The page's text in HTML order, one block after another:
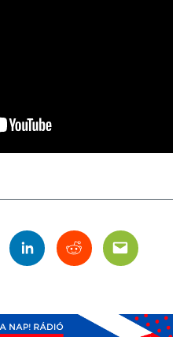
LinkedinRedditEmail